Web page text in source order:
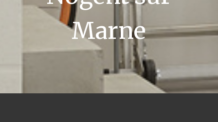
Marne